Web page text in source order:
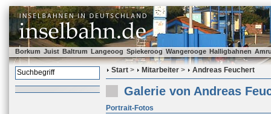
Borkum Juist Baltrum Langeoog Spiekeroog Wangerooge Halligbahnen
Start > Mitarbeiter > Andreas Feuchert
Galerie von Andreas
Portrait-Fotos